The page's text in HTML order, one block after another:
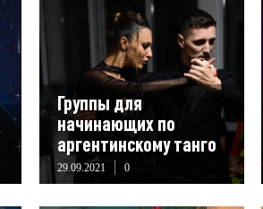
Группы для
начинающих по
аргентинскому танго
29.09.2021 0